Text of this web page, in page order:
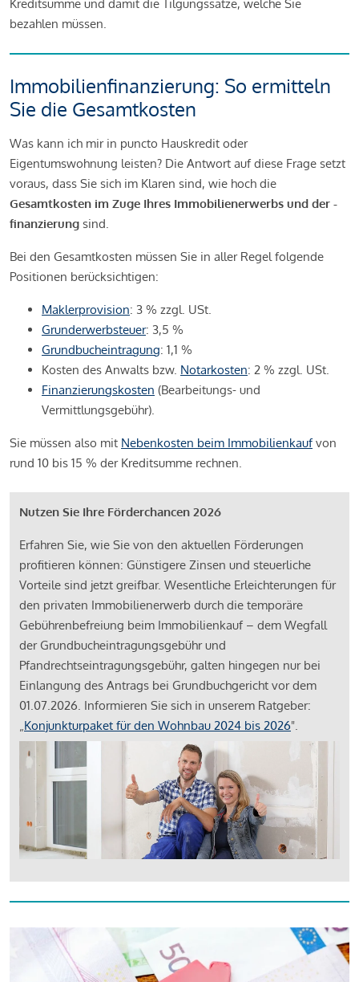
Kreditsumme und damit die Tilgungssätze, welche Sie
bezahlen müssen.
Immobilienfinanzierung: So ermitteln
Sie die Gesamtkosten
Was kann ich mir in puncto Hauskredit oder
Eigentumswohnung leisten? Die Antwort auf diese Frage setzt
voraus, dass Sie sich im Klaren sind, wie hoch die
Gesamtkosten im Zuge Ihres Immobilienerwerbs und der -
finanzierung sind.
Bei den Gesamtkosten müssen Sie in aller Regel folgende
Positionen berücksichtigen:
Maklerprovision: 3 % zzgl. USt.
Grunderwerbsteuer: 3,5 %
Grundbucheintragung: 1,1 %
Kosten des Anwalts bzw. Notarkosten: 2 % zzgl. USt.
Finanzierungskosten (Bearbeitungs- und
Vermittlungsgebühr).
Sie müssen also mit Nebenkosten beim Immobilienkaufvon
rund 10 bis 15 % der Kreditsumme rechnen.
Nutzen Sie Ihre Förderchancen 2026
Erfahren Sie, wie Sie von den aktuellen Förderungen
profitieren können: Günstigere Zinsen und steuerliche
Vorteile sind jetzt greifbar. Wesentliche Erleichterungen für
den privaten Immobilienerwerb durch die temporäre
Gebührenbefreiung beim Immobilienkauf – dem Wegfall
der Grundbucheintragungsgebühr und
Pfandrechtseintragungsgebühr, galten hingegen nur bei
Einlangung des Antrags bei Grundbuchgericht vor dem
01.07.2026. Informieren Sie sich in unserem Ratgeber:
„Konjunkturpaket für den Wohnbau 2024 bis 2026".